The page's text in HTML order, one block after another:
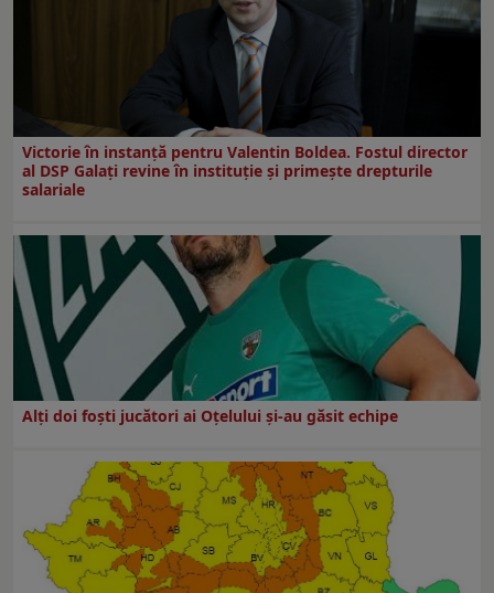
Victorie în instanță pentru Valentin Boldea. Fostul director
al DSP Galați revine în instituție și primește drepturile
salariale
Alți doi foști jucători ai Oțelului și-au găsit echipe